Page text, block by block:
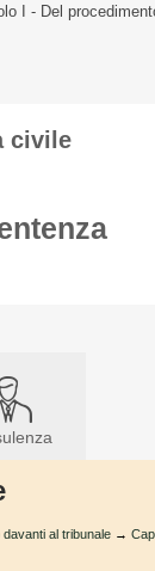
I - Del
civile
al tribunale →